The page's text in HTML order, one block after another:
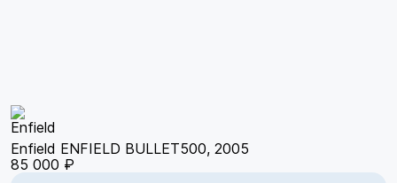
Enfield ENFIELD BULLET500, 2005
85 000 ₽